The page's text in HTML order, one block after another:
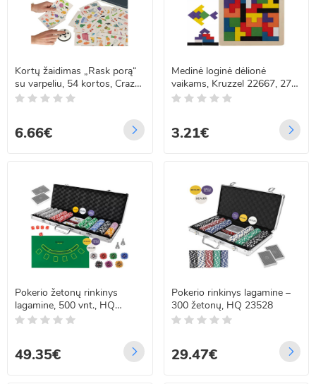
Kortų žaidimas „Rask porą“
su varpeliu, 54 kortos, Crazy
Flip
6.66€
Medinė loginė dėlionė
vaikams, Kruzzel 22667, 27 x
18 cm
3.21€
Pokerio žetonų rinkinys
lagamine, 500 vnt., HQ
23529
49.35€
Pokerio rinkinys lagamine –
300 žetonų, HQ 23528
29.47€